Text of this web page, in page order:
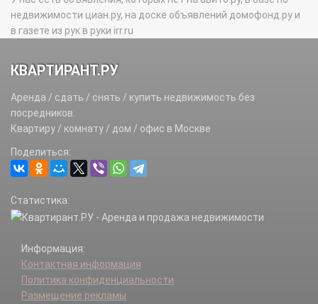
Кленовка д.
Климовка д.
Круча д.
Кузовлево д.
Лопатино д.
Лыковка д.
Петрово д.
Рождественно д.
Спас-Купля д.
недвижимости циан.ру, на доске объявлений домофонд.ру и
в газете из рук в руки irr.ru
КВАРТИРАНТ.РУ
Аренда / сдать / снять / купить недвижимость без
посредников.
Квартиру / комнату / дом / офис в Москве
Поделиться:
Статистика:
Информация:
Контактная информация
Политика конфиденциальности
Размещение рекламы